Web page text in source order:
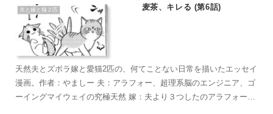
えん坊のもふもふ こぶ茶：抱っこが大好きラグドール。遊びへの欲
求がすごい。やりたい放題のバ…やんちゃ坊主
夫と嫁と猫２匹 麦茶、キレる (第6話)
天然夫とズボラ嫁と愛猫2匹の、何てことない日常を描いたエッセイ
漫画。作者：やましー 夫：アラフォー、超理系脳のエンジニア、ゴ
ーイングマイウェイの究極天然 嫁：夫より３つしたのアラフォー、